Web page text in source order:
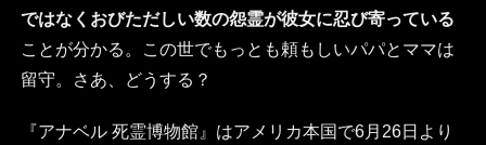
ではなくおびただしい数の怨霊が彼女に忍び寄っている
ことが分かる。この世でもっとも頼もしいパパとママは
留守。さあ、どうする？
『アナベル 死霊博物館』はアメリカ本国で6月26日より